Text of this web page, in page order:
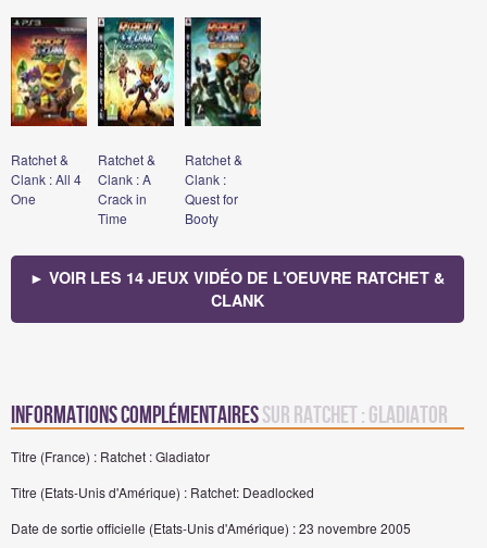
Ratchet &
Clank : All 4
One
Ratchet &
Clank : A
Crack in
Time
Ratchet &
Clank :
Quest for
Booty
► VOIR LES 14 JEUX VIDÉO DE L'OEUVRE RATCHET &
CLANK
Informations complémentairessur Ratchet : Gladiator
Titre (France) : Ratchet : Gladiator
Titre (Etats-Unis d'Amérique) : Ratchet: Deadlocked
Date de sortie officielle (Etats-Unis d'Amérique) : 23 novembre 2005